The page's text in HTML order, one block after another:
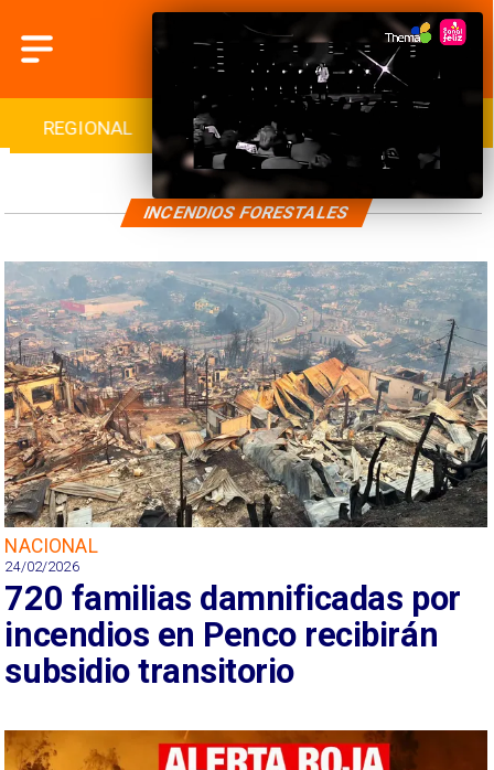
REGIONAL INTERNACIONAL
NACIONAL
24/02/2026
720 familias damnificadas por
incendios en Penco recibirán
subsidio transitorio
INCENDIOS FORESTALES